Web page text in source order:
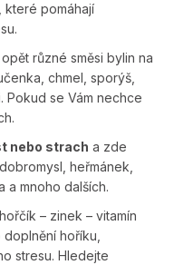
které pomáhají
různé směsi bylin na
chmel, sporýš,
Pokud se Vám nechce
nebo strach a zde
heřmánek,
a mnoho dalších.
– zinek – vitamín
hoříku,
stresu. Hledejte